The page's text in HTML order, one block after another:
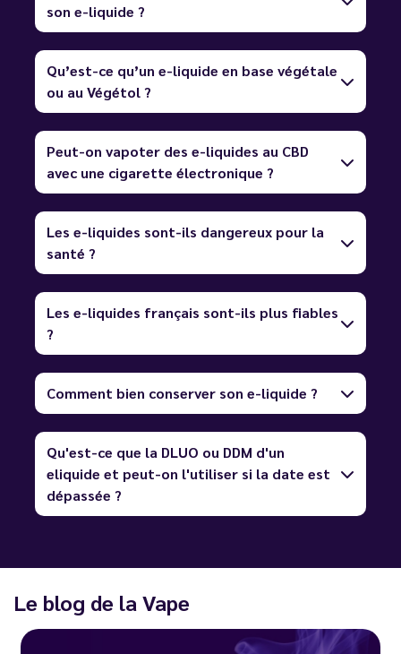
son e-liquide ?
Qu’est-ce qu’un e-liquide en base végétale
ou au Végétol ?
Peut-on vapoter des e-liquides au CBD
avec une cigarette électronique ?
Les e-liquides sont-ils dangereux pour la
santé ?
Les e-liquides français sont-ils plus fiables
?
Comment bien conserver son e-liquide ?
Qu'est-ce que la DLUO ou DDM d'un
eliquide et peut-on l'utiliser si la date est
dépassée ?
Le blog de la Vape